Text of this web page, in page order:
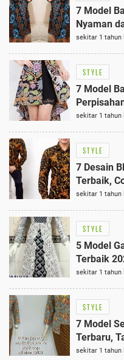
7 Model
Nyaman
sekitar 1 tahun
STYLE
7 Model
di Hari
sekitar 1 tahun
STYLE
7 Desain
Terbaik,
sekitar 1 tahun
STYLE
5 Model
Terbaik
Gemuk
sekitar 1 tahun
STYLE
7 Model
Terbaru,
sekitar 1 tahun